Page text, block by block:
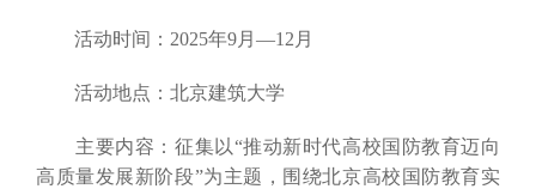
活动时间：2025年9月—12月
活动地点：北京建筑大学
主要内容：征集以“推动新时代高校国防教育迈向
高质量发展新阶段”为主题，围绕北京高校国防教育实